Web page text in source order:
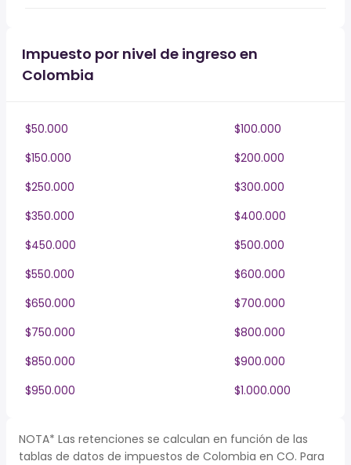
Impuesto por nivel de ingreso en
Colombia
$50.000
$100.000
$150.000
$200.000
$250.000
$300.000
$350.000
$400.000
$450.000
$500.000
$550.000
$600.000
$650.000
$700.000
$750.000
$800.000
$850.000
$900.000
$950.000
$1.000.000
NOTA* Las retenciones se calculan en función de las
tablas de datos de impuestos de Colombia en CO. Para